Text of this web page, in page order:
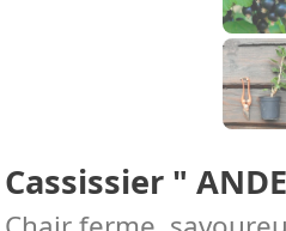
Cassissier "